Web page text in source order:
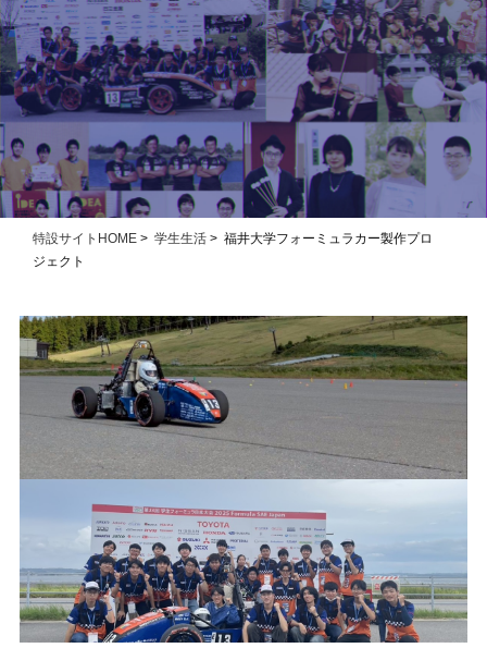
特設サイトHOME> 学生生活> 福井大学フォーミュラカー製作プロ
ジェクト